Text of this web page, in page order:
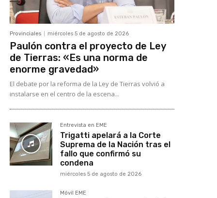
Provinciales miércoles 5 de agosto de 2026
Paulón contra el proyecto de Ley
de Tierras: «Es una norma de
enorme gravedad»
El debate por la reforma de la Ley de Tierras volvió a
instalarse en el centro de la escena...
Entrevista en EME
Trigatti apelará a la Corte
Suprema de la Nación tras el
fallo que confirmó su
condena
miércoles 5 de agosto de 2026
Móvil EME